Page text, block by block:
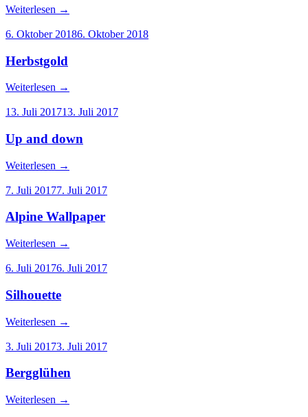
Weiterlesen →
6. Oktober 20186. Oktober 2018
Herbstgold
Weiterlesen →
13. Juli 201713. Juli 2017
Up and down
Weiterlesen →
7. Juli 20177. Juli 2017
Alpine Wallpaper
Weiterlesen →
6. Juli 20176. Juli 2017
Silhouette
Weiterlesen →
3. Juli 20173. Juli 2017
Bergglühen
Weiterlesen →